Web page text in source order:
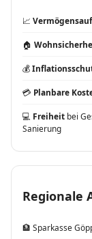
📈
🏠
💰
💳 Planbare
💻 Freiheit bei
Sanierung
Regionale
🏦 Sparkasse